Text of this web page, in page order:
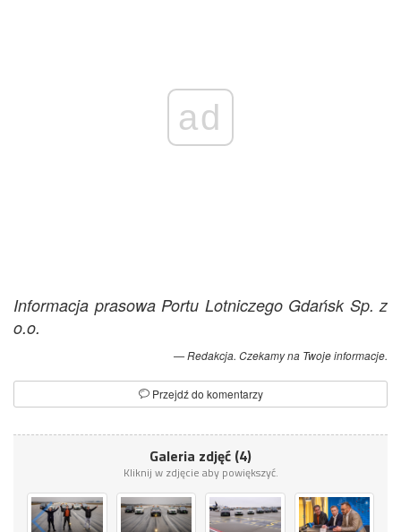
ad
Informacja prasowa Portu Lotniczego Gdańsk Sp. z
o.o.
Redakcja. Czekamy na Twoje informacje.
Przejdź do komentarzy
Galeria zdjęć (4)
Kliknij w zdjęcie aby powiększyć.